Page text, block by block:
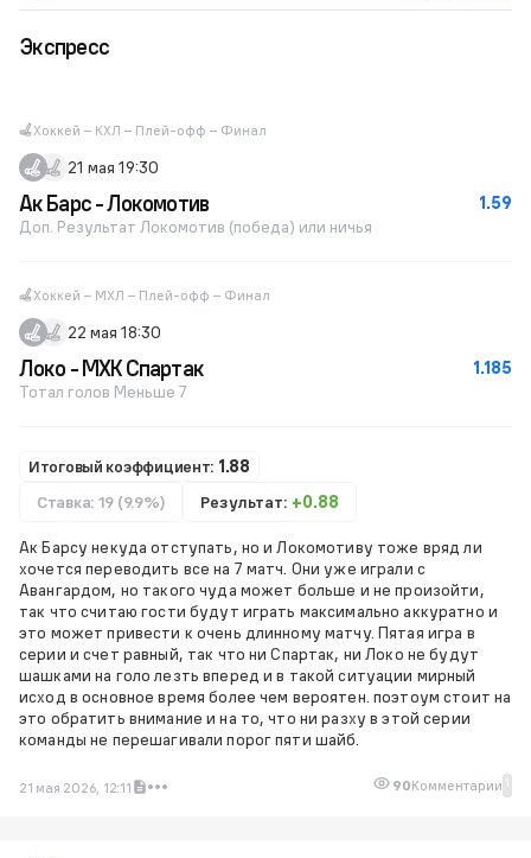
Экспресс
Хоккей – КХЛ – Плей-офф – Финал
21 мая 19:30
1.59
Ак Барс - Локомотив
Доп. Результат Локомотив (победа) или ничья
Хоккей – МХЛ – Плей-офф – Финал
22 мая 18:30
1.185
Локо - МХК Спартак
Тотал голов Меньше 7
Итоговый коэффициент: 1.88
Ставка: 19 (9.9%)
Результат: +0.88
Ак Барсу некуда отступать, но и Локомотиву тоже вряд ли
хочется переводить все на 7 матч. Они уже играли с
Авангардом, но такого чуда может больше и не произойти,
так что считаю гости будут играть максимально аккуратно и
это может привести к очень длинному матчу. Пятая игра в
серии и счет равный, так что ни Спартак, ни Локо не будут
шашками на голо лезть вперед и в такой ситуации мирный
исход в основное время более чем вероятен. поэтоум стоит на
это обратить внимание и на то, что ни разху в этой серии
команды не перешагивали порог пяти шайб.
21 мая 2026, 12:11 90Комментарии 1